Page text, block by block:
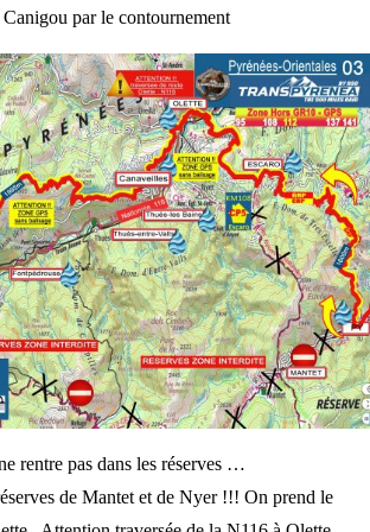
par le contournement
rentre pas dans les réserves …
de Mantet et de Nyer !!! On prend le